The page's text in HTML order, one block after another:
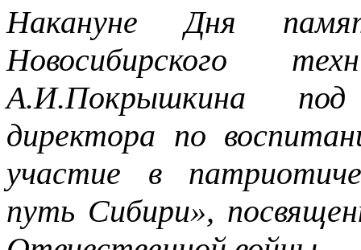
Накануне Дня
Новосибирского
А.И.Покрышкина под
директора по
участие в
путь Сибири»,